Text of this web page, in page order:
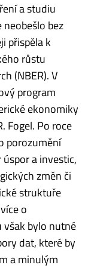
a studiu
bez
přispěla k
růstu
(NBER). V
program
ekonomiky
Fogel. Po roce
porozumění
a investic,
změn či
struktuře
o
bylo nutné
dat, které by
a minulým